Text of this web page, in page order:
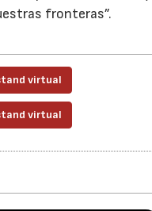
fronteras”.
virtual
virtual